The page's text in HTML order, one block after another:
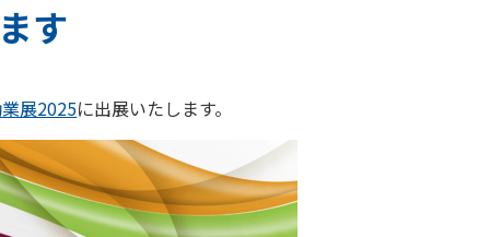
す
展2025に出展いたします。